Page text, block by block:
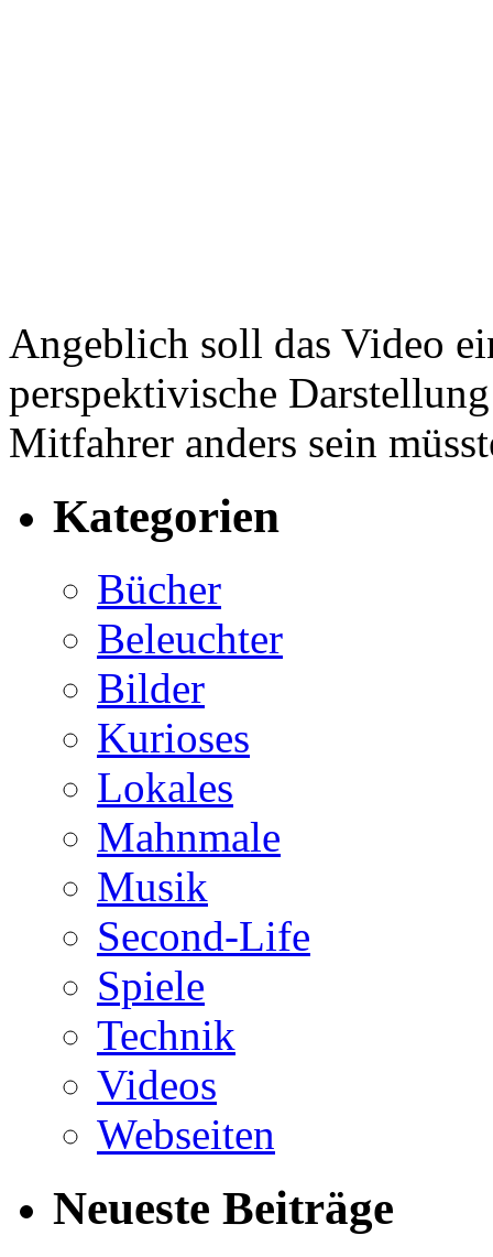
Angeblich soll das Video
perspektivische
Mitfahrer anders sein
Kategorien
Bücher
Beleuchter
Bilder
Kurioses
Lokales
Mahnmale
Musik
Second-Life
Spiele
Technik
Videos
Webseiten
Neueste Beiträge